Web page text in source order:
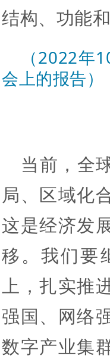
结构、功能
（2022年
会上的报告）
当前，全
局、区域化
这是经济发
移。我们要
上，扎实推
强国、网络
数字产业集